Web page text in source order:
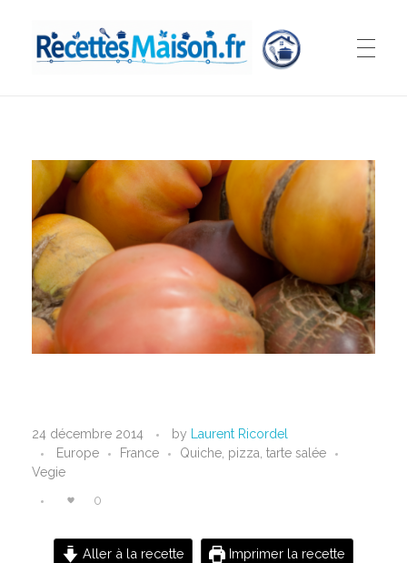
T
a
r
24 décembre 2014 by Laurent Ricordel
Europe
France
Quiche, pizza, tarte salée
Vegie
0
Aller à la recette Imprimer la recette